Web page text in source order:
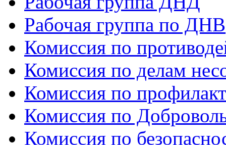
Рабочая группа по ДНВ
Комиссия по
Комиссия по делам
Комиссия по
Комиссия по
Комиссия по